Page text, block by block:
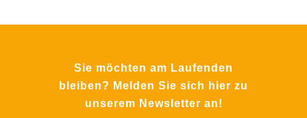
Sie möchten am Laufenden
bleiben? Melden Sie sich hier zu
unserem Newsletter an!